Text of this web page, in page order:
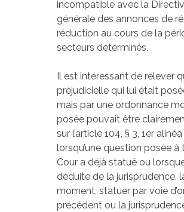
incompatible avec la
générale des annonces de
réduction au cours de la
secteurs déterminés.
Il est intéressant de relever
préjudicielle qui lui était
mais par une ordonnance
posée pouvait être
sur l’article 104, § 3, 1er
lorsqu’une question posée
Cour a déjà statué ou
déduite de la jurisprudence,
moment, statuer par voie
précédent ou la